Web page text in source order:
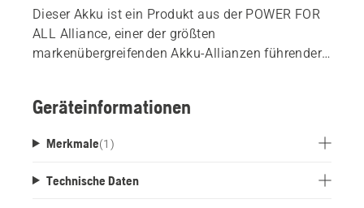
Dieser Akku ist ein Produkt aus der POWER FOR
ALL Alliance, einer der größten
markenübergreifenden Akku-Allianzen führender
Das bedeutet, dass Sie nicht mehr für jedes
*Bosch PSM 18 LI + Bosch ALB 18 LI sind nur mit
Geräteinformationen
Merkmale(1 )
Technische Daten